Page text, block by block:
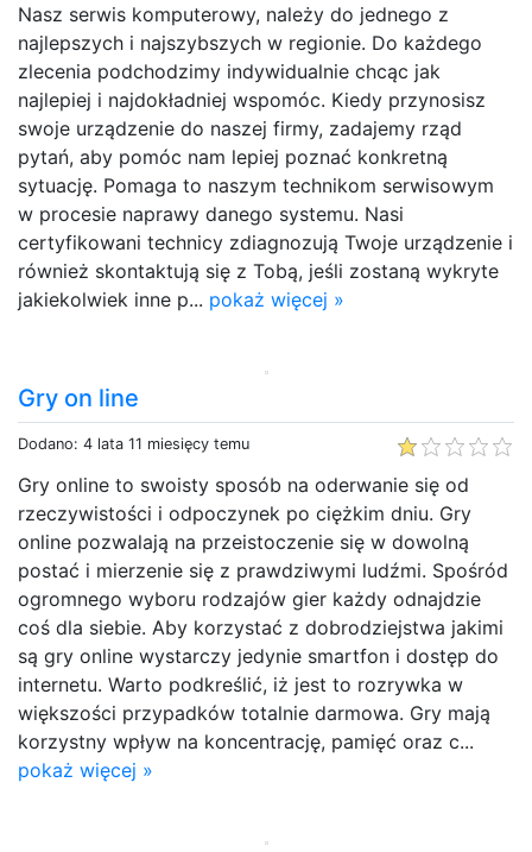
Nasz serwis komputerowy, należy do jednego z
najlepszych i najszybszych w regionie. Do każdego
zlecenia podchodzimy indywidualnie chcąc jak
najlepiej i najdokładniej wspomóc. Kiedy przynosisz
swoje urządzenie do naszej firmy, zadajemy rząd
pytań, aby pomóc nam lepiej poznać konkretną
sytuację. Pomaga to naszym technikom serwisowym
w procesie naprawy danego systemu. Nasi
certyfikowani technicy zdiagnozują Twoje urządzenie i
również skontaktują się z Tobą, jeśli zostaną wykryte
jakiekolwiek inne p... pokaż więcej »
Gry on line
Dodano: 4 lata 11 miesięcy temu
Gry online to swoisty sposób na oderwanie się od
rzeczywistości i odpoczynek po ciężkim dniu. Gry
online pozwalają na przeistoczenie się w dowolną
postać i mierzenie się z prawdziwymi ludźmi. Spośród
ogromnego wyboru rodzajów gier każdy odnajdzie
coś dla siebie. Aby korzystać z dobrodziejstwa jakimi
są gry online wystarczy jedynie smartfon i dostęp do
internetu. Warto podkreślić, iż jest to rozrywka w
większości przypadków totalnie darmowa. Gry mają
korzystny wpływ na koncentrację, pamięć oraz c...
pokaż więcej »